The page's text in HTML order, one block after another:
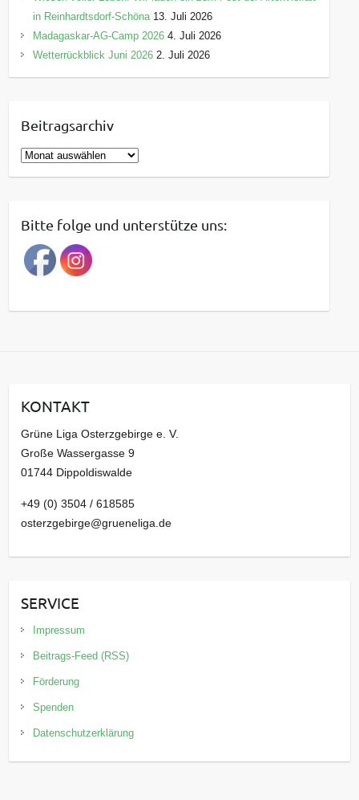
in Reinhardtsdorf-Schöna 13. Juli 2026
Madagaskar-AG-Camp 2026 4. Juli 2026
Wetterrückblick Juni 2026 2. Juli 2026
Beitragsarchiv
B
e
r
a
g
a
v
Bitte folge und unterstütze uns:
KONTAKT
Grüne Liga Osterzgebirge e. V.
Große Wassergasse 9
01744 Dippoldiswalde
+49 (0) 3504 / 618585
osterzgebirge@grueneliga.de
SERVICE
Impressum
Beitrags-Feed (RSS)
Förderung
Spenden
Datenschutzerklärung